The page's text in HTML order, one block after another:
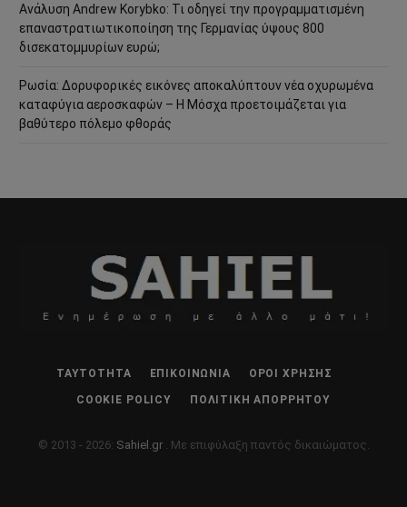
Ανάλυση Andrew Korybko: Τι οδηγεί την προγραμματισμένη
επαναστρατιωτικοποίηση της Γερμανίας ύψους 800
δισεκατομμυρίων ευρώ;
Ρωσία: Δορυφορικές εικόνες αποκαλύπτουν νέα οχυρωμένα
καταφύγια αεροσκαφών – Η Μόσχα προετοιμάζεται για
βαθύτερο πόλεμο φθοράς
ΤΑΥΤΌΤΗΤΑ ΕΠΙΚΟΙΝΩΝΊΑ ΌΡΟΙ ΧΡΉΣΗΣ
COOKIE POLICY ΠΟΛΙΤΙΚΉ ΑΠΟΡΡΉΤΟΥ
© 2013 - 2026: Sahiel.gr . Με επιφύλαξη παντός δικαιώματος.